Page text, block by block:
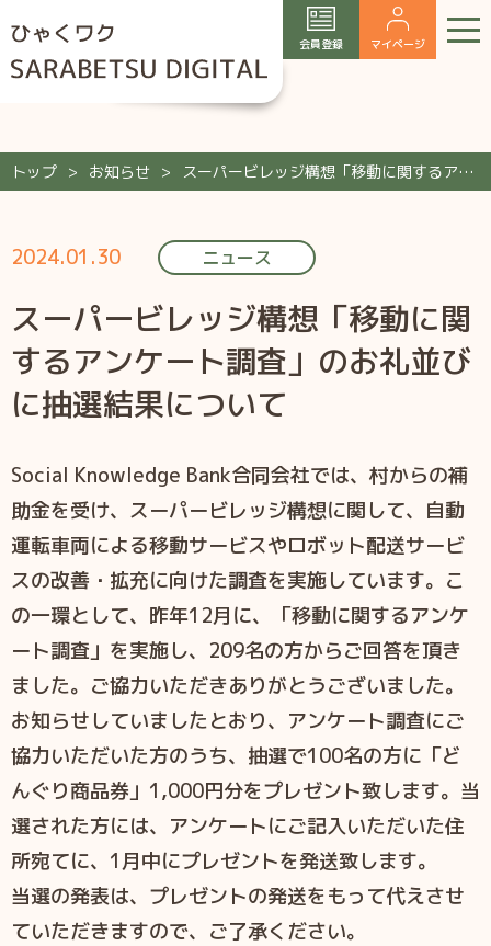
会員登録 マイページ
トップ お知らせ スーパービレッジ構想「移動に関するアンケート調査」のお礼並びに抽選結果について
2024.01.30 ニュース
スーパービレッジ構想「移動に関
するアンケート調査」のお礼並び
に抽選結果について
Social Knowledge Bank合同会社では、村からの補
助金を受け、スーパービレッジ構想に関して、自動
運転車両による移動サービスやロボット配送サービ
スの改善・拡充に向けた調査を実施しています。こ
の一環として、昨年12月に、「移動に関するアンケ
ート調査」を実施し、209名の方からご回答を頂き
ました。ご協力いただきありがとうございました。
お知らせしていましたとおり、アンケート調査にご
協力いただいた方のうち、抽選で100名の方に「ど
んぐり商品券」1,000円分をプレゼント致します。当
選された方には、アンケートにご記入いただいた住
所宛てに、1月中にプレゼントを発送致します。
当選の発表は、プレゼントの発送をもって代えさせ
ていただきますので、ご了承ください。